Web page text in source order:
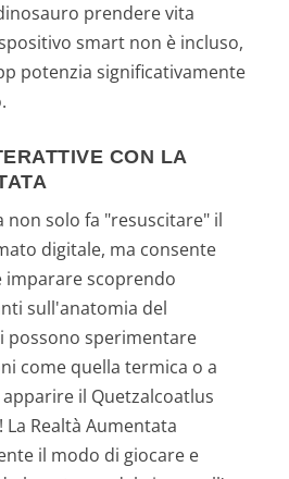
prendere vita
smart non è incluso,
potenzia significativamente
CON LA
non solo fa "resuscitare" il
digitale, ma consente
imparare scoprendo
sull'anatomia del
possono sperimentare
come quella termica o a
il Quetzalcoatlus
Realtà Aumentata
il modo di giocare e